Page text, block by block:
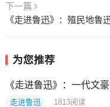
下一篇
《走进鲁迅》：殖民地鲁
为您推荐
《走进鲁迅》：一代文
走进鲁迅 1813阅读